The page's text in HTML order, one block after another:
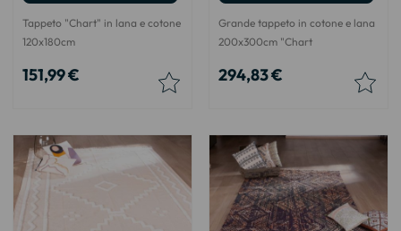
Tappeto "Chart" in lana e cotone
120x180cm
151,99 €
Grande tappeto in cotone e lana
200x300cm "Chart
294,83 €